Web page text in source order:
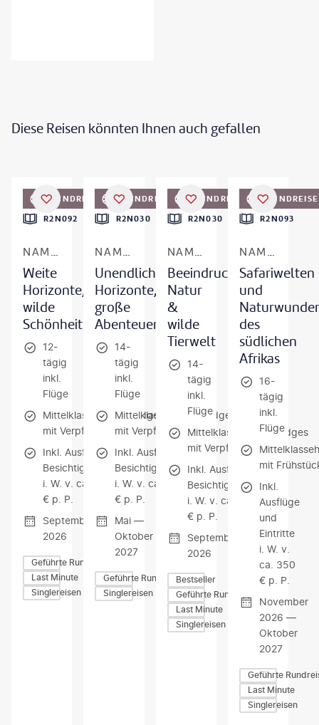
Diese Reisen könnten Ihnen auch gefallen
DEAL RUNDREISE
R2N092
NAMIBIA
Weite
Horizonte,
wilde
Schönheit
12-
tägig
inkl.
Flüge
Mittelklassehotels/Lodges
mit Verpflegung
Inkl. Ausflüge &
Besichtigungen
i. W. v. ca. 200
€ p. P.
September
2026
Geführte Rundreisen
Last Minute
Singlereisen
DEAL RUNDREISE
R2N030
NAMIBIA
Unendliche
Horizonte,
große
Abenteuer
14-
tägig
inkl.
Flüge
Mittelklassehotels/Lodges
mit Verpflegung
Inkl. Ausflüge &
Besichtigungen
i. W. v. ca. 500
€ p. P.
Mai —
Oktober
2027
Geführte Rundreisen
Singlereisen
DEAL RUNDREISE
R2N030
NAMIBIA
Beeindruckende
Natur
&
wilde
Tierwelt
14-
tägig
inkl.
Flüge
Mittelklassehotels/Lodges
mit Verpflegung
Inkl. Ausflüge &
Besichtigungen
i. W. v. ca. 500
€ p. P.
September
2026
Bestseller
Geführte Rundreisen
Last Minute
Singlereisen
DEAL RUNDREISE
R2N093
NAMIBIA, BOTSWANA & SIMBABWE
Safariwelten
und
Naturwunder
des
südlichen
Afrikas
16-
tägig
inkl.
Flüge
mit
Inkl.
Ausflüge
und
Eintritte
i. W. v.
ca. 350
€ p. P.
November
2026 —
Oktober
2027
Geführte
Last Minute
Singlereisen